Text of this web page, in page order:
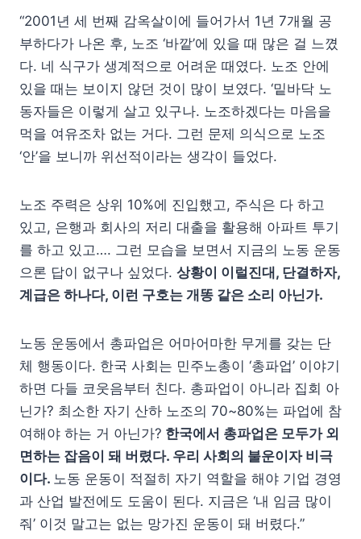
“2001년 세 번째 감옥살이에 들어가서 1년 7개월 공
부하다가 나온 후, 노조 ‘바깥’에 있을 때 많은 걸 느꼈
다. 네 식구가 생계적으로 어려운 때였다. 노조 안에
있을 때는 보이지 않던 것이 많이 보였다. ‘밑바닥 노
동자들은 이렇게 살고 있구나. 노조하겠다는 마음을
먹을 여유조차 없는 거다. 그런 문제 의식으로 노조
‘안’을 보니까 위선적이라는 생각이 들었다.
노조 주력은 상위 10%에 진입했고, 주식은 다 하고
있고, 은행과 회사의 저리 대출을 활용해 아파트 투기
를 하고 있고…. 그런 모습을 보면서 지금의 노동 운동
으론 답이 없구나 싶었다. 상황이 이럴진대, 단결하자,
계급은 하나다, 이런 구호는 개똥 같은 소리 아닌가.
노동 운동에서 총파업은 어마어마한 무게를 갖는 단
체 행동이다. 한국 사회는 민주노총이 ‘총파업’ 이야기
하면 다들 코웃음부터 친다. 총파업이 아니라 집회 아
닌가? 최소한 자기 산하 노조의 70~80%는 파업에 참
여해야 하는 거 아닌가? 한국에서 총파업은 모두가 외
면하는 잡음이 돼 버렸다. 우리 사회의 불운이자 비극
이다. 노동 운동이 적절히 자기 역할을 해야 기업 경영
과 산업 발전에도 도움이 된다. 지금은 ‘내 임금 많이
줘’ 이것 말고는 없는 망가진 운동이 돼 버렸다.”